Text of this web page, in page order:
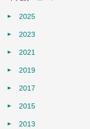
2025
2023
2021
2019
2017
2015
2013